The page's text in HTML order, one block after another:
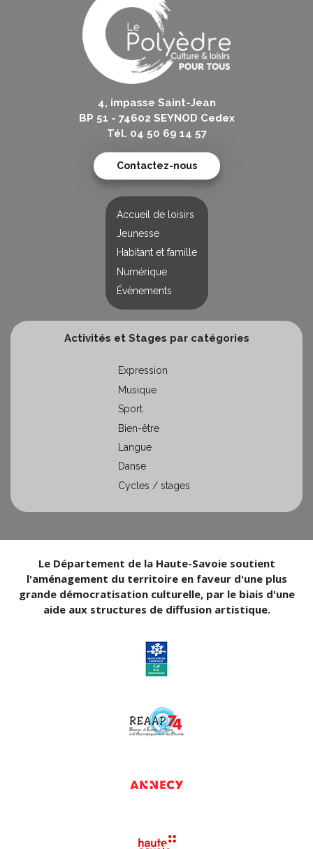
4, impasse Saint-Jean
BP 51 - 74602 SEYNOD Cedex
Tél. 04 50 69 14 57
Contactez-nous
Accueil de loisirs
Jeunesse
Habitant et famille
Numérique
Évènements
Activités et Stages par catégories
Expression
Musique
Sport
Bien-être
Langue
Danse
Cycles / stages
Le Département de la Haute-Savoie soutient
l'aménagement du territoire en faveur d'une plus
grande démocratisation culturelle, par le biais d'une
aide aux structures de diffusion artistique.